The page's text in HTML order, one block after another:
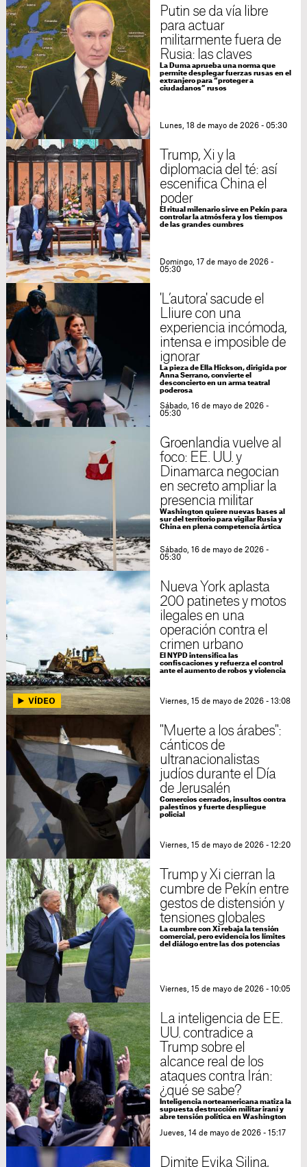
Putin se da vía libre
para actuar
militarmente fuera de
Rusia: las claves
La Duma aprueba una norma que
permite desplegar fuerzas rusas en el
extranjero para “proteger a
ciudadanos” rusos
Lunes, 18 de mayo de 2026 - 05:30
Trump, Xi y la
diplomacia del té: así
escenifica China el
poder
El ritual milenario sirve en Pekín para
controlar la atmósfera y los tiempos
de las grandes cumbres
Domingo, 17 de mayo de 2026 -
05:30
'L’autora' sacude el
Lliure con una
experiencia incómoda,
intensa e imposible de
ignorar
La pieza de Ella Hickson, dirigida por
Anna Serrano, convierte el
desconcierto en un arma teatral
poderosa
Sábado, 16 de mayo de 2026 -
05:30
Groenlandia vuelve al
foco: EE. UU. y
Dinamarca negocian
en secreto ampliar la
presencia militar
Washington quiere nuevas bases al
sur del territorio para vigilar Rusia y
China en plena competencia ártica
Sábado, 16 de mayo de 2026 -
05:30
Nueva York aplasta
200 patinetes y motos
ilegales en una
operación contra el
crimen urbano
El NYPD intensifica las
confiscaciones y refuerza el control
ante el aumento de robos y violencia
Viernes, 15 de mayo de 2026 - 13:08
"Muerte a los árabes":
cánticos de
ultranacionalistas
judíos durante el Día
de Jerusalén
Comercios cerrados, insultos contra
palestinos y fuerte despliegue
policial
Viernes, 15 de mayo de 2026 - 12:20
Trump y Xi cierran la
cumbre de Pekín entre
gestos de distensión y
tensiones globales
La cumbre con Xi rebaja la tensión
comercial, pero evidencia los límites
del diálogo entre las dos potencias
Viernes, 15 de mayo de 2026 - 10:05
La inteligencia de EE.
UU. contradice a
Trump sobre el
alcance real de los
ataques contra Irán:
¿qué se sabe?
Inteligencia norteamericana matiza la
supuesta destrucción militar iraní y
abre tensión política en Washington
Jueves, 14 de mayo de 2026 - 15:17
Dimite Evika Siliņa,